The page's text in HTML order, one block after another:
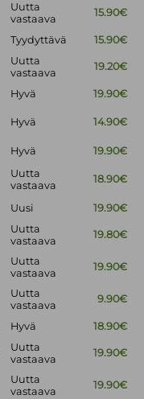
Uutta
vastaava
15.90€
Tyydyttävä 15.90€
Uutta
vastaava
19.20€
Hyvä
19.90€
Hyvä 14.90€
Hyvä
19.90€
Uutta
vastaava
18.90€
Uusi 19.90€
Uutta
vastaava
19.80€
Uutta
vastaava
19.90€
Uutta
vastaava
9.90€
Hyvä 18.90€
Uutta
vastaava
19.90€
Uutta
vastaava
19.90€